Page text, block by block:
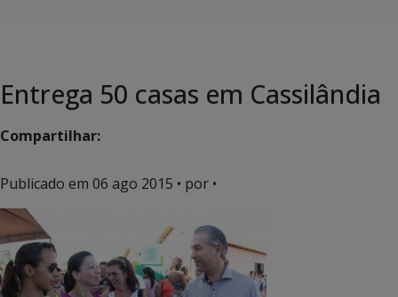
Entrega 50 casas em Cassilândia
Compartilhar:
Publicado em 06 ago 2015 • por •